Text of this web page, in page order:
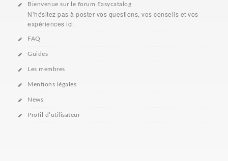
Bienvenue sur le forum Easycatalog
N’hésitez pas à poster vos questions, vos conseils et vos
expériences ici.
FAQ
Guides
Les membres
Mentions légales
News
Profil d’utilisateur